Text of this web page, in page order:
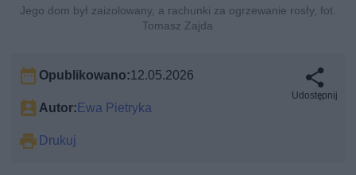
Jego dom był zaizolowany, a rachunki za ogrzewanie rosły, fot.
Tomasz Zajda
Opublikowano:12.05.2026
Autor:Ewa Pietryka
Drukuj
Udostępnij